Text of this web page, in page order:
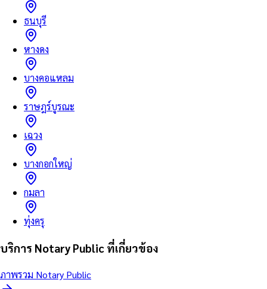
ธนบุรี
หางดง
บางคอแหลม
ราษฎร์บูรณะ
เฉวง
บางกอกใหญ่
กมลา
ทุ่งครุ
บริการ Notary Public ที่เกี่ยวข้อง
ภาพรวม Notary Public